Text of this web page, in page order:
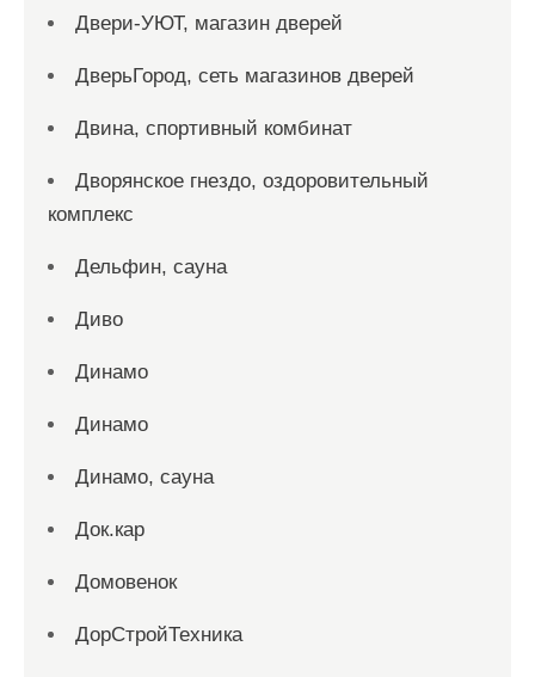
Двери-УЮТ, магазин дверей
ДверьГород, сеть магазинов дверей
Двина, спортивный комбинат
Дворянское гнездо, оздоровительный
комплекс
Дельфин, сауна
Диво
Динамо
Динамо
Динамо, сауна
Док.кар
Домовенок
ДорСтройТехника